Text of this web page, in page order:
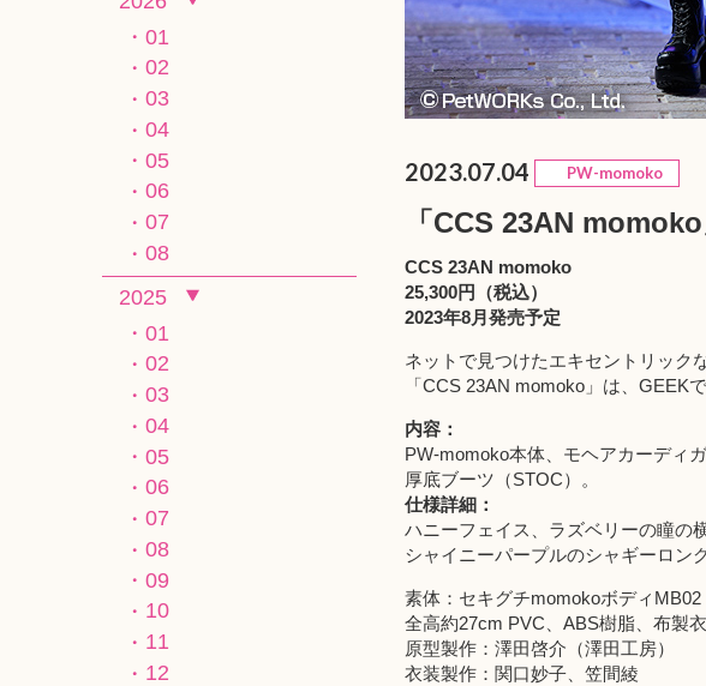
2023.07.04 PW-momoko
「CCS 23AN
CCS 23AN momoko
25,300円（税込）
2023年8月発売予定
ネットで見つけたエキセントリック
「CCS 23AN momoko」は、GEEK
内容：
PW-momoko本体、モヘアカーディ
厚底ブーツ（STOC）。
仕様詳細：
ハニーフェイス、ラズベリーの瞳の
シャイニーパープルのシャギーロン
素体：セキグチmomokoボディMB02
全高約27cm PVC、ABS樹脂、布製
原型製作：澤田啓介（澤田工房）
衣装製作：関口妙子、笠間綾
01
02
03
04
05
06
07
08
2025
01
02
03
04
05
06
07
08
09
10
11
12